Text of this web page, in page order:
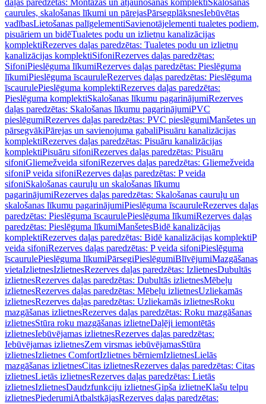
daļas paredzētas: Montāžas un atjaunošanas komplektiSkalošanas
caurules, skalošanas līkumi un pārejasPārsegplāksnesIebūvētas
vadībasLietošanas palīgelementiSavienotājelementi tualetes podiem,
pisuāriem un bidēTualetes podu un izlietņu kanalizācijas
komplektiRezerves daļas paredzētas: Tualetes podu un izlietņu
kanalizācijas komplektiSifoniRezerves daļas paredzētas:
SifoniPieslēguma līkumiRezerves daļas paredzētas: Pieslēguma
līkumiPieslēguma īscauruleRezerves daļas paredzētas: Pieslēguma
īscaurulePieslēguma komplektiRezerves daļas paredzētas:
Pieslēguma komplektiSkalošanas līkumu pagarinājumiRezerves
daļas paredzētas: Skalošanas līkumu pagarinājumiPVC
pieslēgumiRezerves daļas paredzētas: PVC pieslēgumiManšetes un
pārsegvākiPārejas un savienojuma gabaliPisuāru kanalizācijas
komplektiRezerves daļas paredzētas: Pisuāru kanalizācijas
komplektiPisuāru sifoniRezerves daļas paredzētas: Pisuāru
sifoniGliemežveida sifoniRezerves daļas paredzētas: Gliemežveida
sifoniP veida sifoniRezerves daļas paredzētas: P veida
sifoniSkalošanas cauruļu un skalošanas līkumu
pagarinājumiRezerves daļas paredzētas: Skalošanas cauruļu un
skalošanas līkumu pagarinājumiPieslēguma īscauruleRezerves daļas
paredzētas: Pieslēguma īscaurulePieslēguma līkumiRezerves daļas
paredzētas: Pieslēguma līkumiManšetesBidē kanalizācijas
komplektiRezerves daļas paredzētas: Bidē kanalizācijas komplektiP
veida sifoniRezerves daļas paredzētas: P veida sifoniPieslēguma
īscaurulePieslēguma līkumiPārsegiPieslēgumiBlīvējumiMazgāšanas
vietaIzlietnesIzlietnesRezerves daļas paredzētas: IzlietnesDubultās
izlietnesRezerves daļas paredzētas: Dubultās izlietnesMēbeļu
izlietnesRezerves daļas paredzētas: Mēbeļu izlietnesUzliekamās
izlietnesRezerves daļas paredzētas: Uzliekamās izlietnesRoku
mazgāšanas izlietnesRezerves daļas paredzētas: Roku mazgāšanas
izlietnesStūra roku mazgāšanas izlietneDaļēji iemontētās
izlietnesIebūvējamas izlietnesRezerves daļas paredzētas:
Iebūvējamas izlietnesZem virsmas iebūvējamasStūra
izlietnesIzlietnes ComfortIzlietnes bērniemIzlietnesLielās
mazgāšanas izlietnesCitas izlietnesRezerves daļas paredzētas: Citas
izlietnesLietās izlietnesRezerves daļas paredzētas: Lietās
izlietnesIzlietnesDaudzfunkciju izlietnesĢipša izlietneKlašu telpu
izlietnesPiederumiAtbalstkājasRezerves daļas paredzētas: